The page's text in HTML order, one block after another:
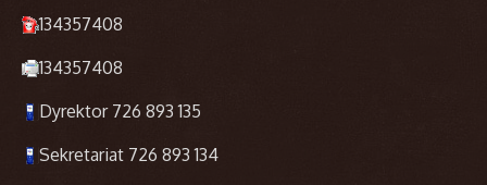
134357408
134357408
Dyrektor 726 893 135
Sekretariat 726 893 134